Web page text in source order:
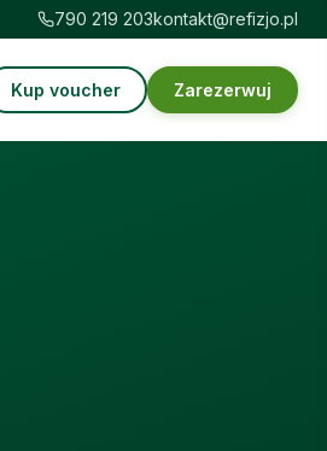
790 219 203kontakt@refizjo.pl
Kup voucher Zarezerwuj